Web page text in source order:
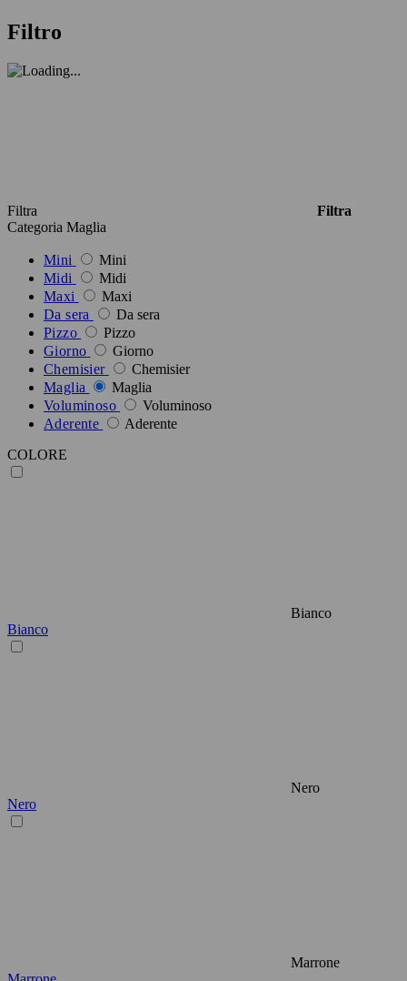
Filtro
Filtra
Filtra
Categoria Maglia
Mini
Mini
Midi
Midi
Maxi
Maxi
Da sera
Da sera
Pizzo
Pizzo
Giorno
Giorno
Chemisier
Chemisier
Maglia
Maglia
Voluminoso
Voluminoso
Aderente
Aderente
COLORE
Bianco
Bianco
Nero
Nero
Marrone